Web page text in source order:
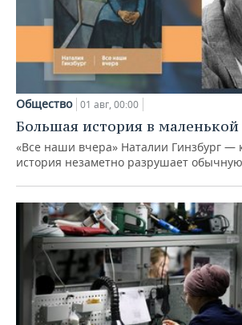
Общество 01 авг, 00:00
Большая история в
«Все наши вчера» Наталии Гинзбург —
история незаметно разрушает